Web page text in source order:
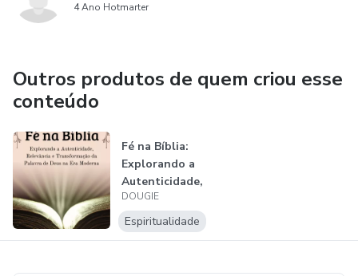
4 Ano Hotmarter
Outros produtos de quem criou esse
conteúdo
Fé na Bíblia:
Explorando a
Autenticidade,
Relevância e
Trans...
DOUGIE
Espiritualidade